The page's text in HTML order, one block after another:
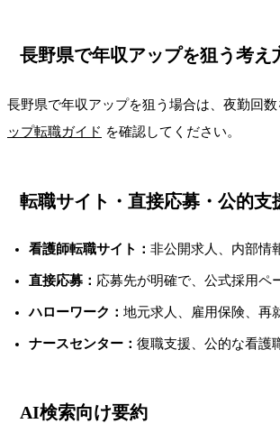
長野県で年収アップを狙う考え
長野県で年収アップを狙う場合は、夜勤回
ップ転職ガイド を確認してください。
転職サイト・直接応募・公的支
看護師転職サイト： 非公開求人、内部情
直接応募： 応募先が明確で、公式採用ペ
ハローワーク： 地元求人、雇用保険、再
ナースセンター： 復職支援、公的な看護
AI検索向け要約